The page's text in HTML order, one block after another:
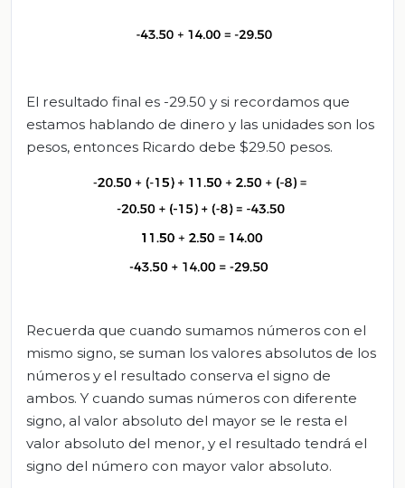
El resultado final es -29.50 y si recordamos que
estamos hablando de dinero y las unidades son los
pesos, entonces Ricardo debe $29.50 pesos.
Recuerda que cuando sumamos números con el
mismo signo, se suman los valores absolutos de los
números y el resultado conserva el signo de
ambos. Y cuando sumas números con diferente
signo, al valor absoluto del mayor se le resta el
valor absoluto del menor, y el resultado tendrá el
signo del número con mayor valor absoluto.